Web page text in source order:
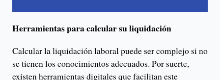
Herramientas para calcular su liquidación
Calcular la liquidación laboral puede ser complejo si no
se tienen los conocimientos adecuados. Por suerte,
existen herramientas digitales que facilitan este